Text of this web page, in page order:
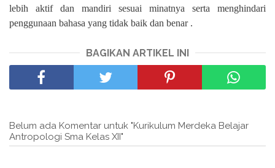
lebih aktif dan mandiri sesuai minatnya serta menghindari
penggunaan bahasa yang tidak baik dan benar .
BAGIKAN ARTIKEL INI
Belum ada Komentar untuk "Kurikulum Merdeka Belajar
Antropologi Sma Kelas XII"